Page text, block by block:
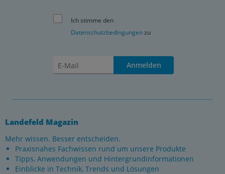
Ich stimme den
Datenschutzbedingungenzu
Anmelden
Landefeld Magazin
Mehr wissen. Besser entscheiden.
Praxisnahes Fachwissen rund um unsere Produkte
Tipps, Anwendungen und Hintergrundinformationen
Einblicke in Technik, Trends und Lösungen